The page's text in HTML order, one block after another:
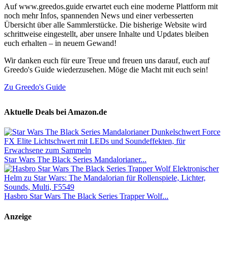
Auf www.greedos.guide erwartet euch eine moderne Plattform mit
noch mehr Infos, spannenden News und einer verbesserten
Übersicht über alle Sammlerstücke. Die bisherige Website wird
schrittweise eingestellt, aber unsere Inhalte und Updates bleiben
euch erhalten – in neuem Gewand!
Wir danken euch für eure Treue und freuen uns darauf, euch auf
Greedo's Guide wiederzusehen. Möge die Macht mit euch sein!
Zu Greedo's Guide
Aktuelle Deals bei Amazon.de
Star Wars The Black Series Mandalorianer...
Hasbro Star Wars The Black Series Trapper Wolf...
Anzeige